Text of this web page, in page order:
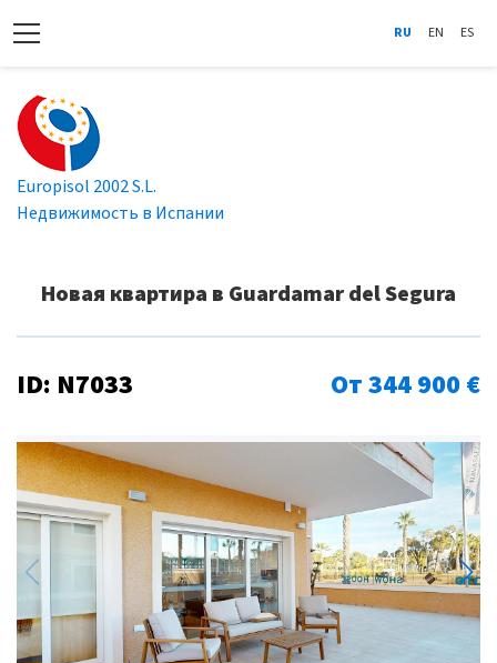
RU EN ES
Europisol 2002 S.L.
Недвижимость в Испании
Новая квартира в Guardamar del Segura
ID: N7033 От 344 900 €